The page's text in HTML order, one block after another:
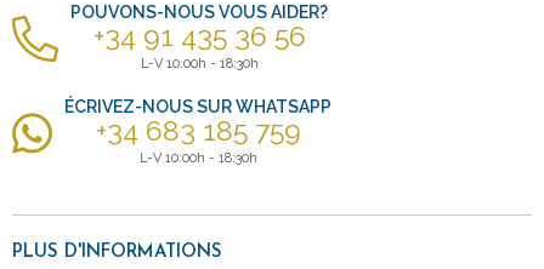
POUVONS-NOUS VOUS AIDER?
+34 91 435 36 56
L-V 10:00h - 18:30h
ÉCRIVEZ-NOUS SUR WHATSAPP
+34 683 185 759
L-V 10:00h - 18:30h
PLUS D'INFORMATIONS